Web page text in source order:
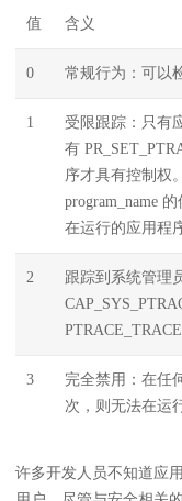
值 含义
0 常规行为：可以
1
受限跟踪：只有
有
序才具有控制权
program_name
在运行的应用程
2
跟踪到系统管理
3
完全禁用：在任
次，则无法在运
许多开发人员不知道应